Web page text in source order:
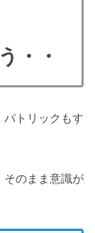
・・
パトリックもす
そのまま意識が